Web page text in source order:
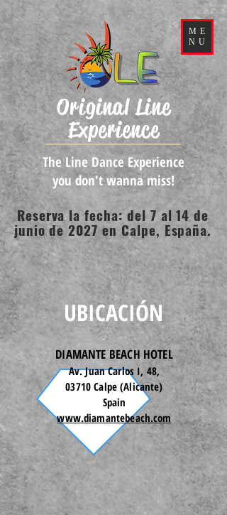
Original Line
Experience
The Line Dance Experience
you don't wanna miss!
Reserva la fecha: del 7 al 14 de
junio de 2027 en Calpe, España.
ME
NU
UBICACIÓN
DIAMANTE BEACH HOTEL
Av. Juan Carlos I, 48,
03710 Calpe (Alicante)
Spain
www.diamantebeach.com